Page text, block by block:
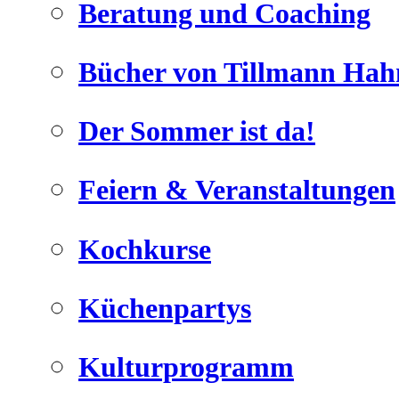
keine sind.
Ein Potpourrie professioneller Rezepte.
Für Liebhaber der einfachen und
immer mit der besonderen Note.
Beratung und Coaching
Bücher von Tillmann
Der Sommer ist da!
Feiern & Veranstaltungen
Kochkurse
Küchenpartys
Kulturprogramm